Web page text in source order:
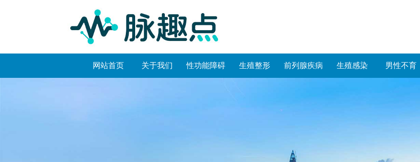
网站首页 关于我们 性功能障碍 生殖整形 前列腺疾病 生殖感染 男性不育